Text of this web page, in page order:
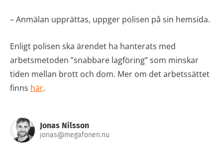
– Anmälan upprättas, uppger polisen på sin hemsida.
Enligt polisen ska ärendet ha hanterats med
arbetsmetoden ”snabbare lagföring” som minskar
tiden mellan brott och dom. Mer om det arbetssättet
finns här.
Jonas Nilsson
jonas@megafonen.nu